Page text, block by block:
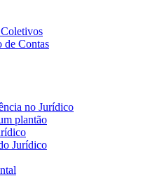
de Contas
no Jurídico
plantão
Jurídico